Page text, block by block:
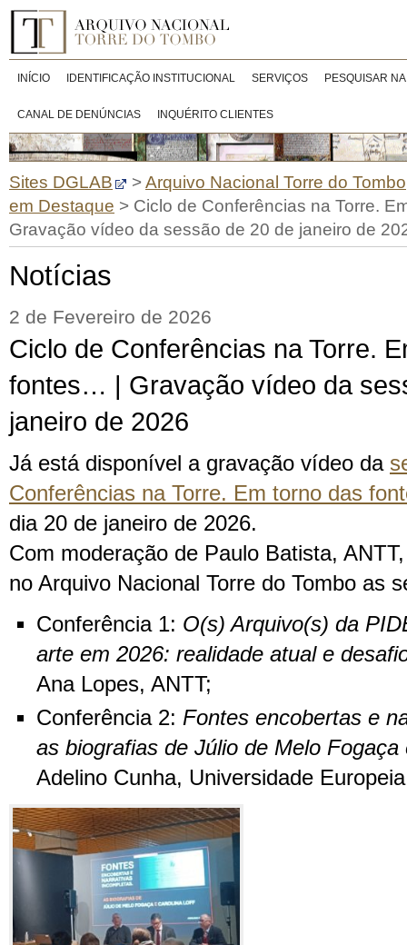
INÍCIO IDENTIFICAÇÃO INSTITUCIONAL SERVIÇOS PESQUISAR
CANAL DE DENÚNCIAS INQUÉRITO CLIENTES
Sites DGLAB >Arquivo Nacional Torre do Tombo
em Destaque > Ciclo de Conferências na Torre.
Gravação vídeo da sessão de 20 de janeiro de
Notícias
2 de Fevereiro de 2026
Ciclo de Conferências na Torre.
fontes… | Gravação vídeo da
janeiro de 2026
Já está disponível a gravação vídeo da
Conferências na Torre. Em torno das
dia 20 de janeiro de 2026.
Com moderação de Paulo Batista,
no Arquivo Nacional Torre do Tombo as
Conferência 1: O(s) Arquivo(s) da
arte em 2026: realidade atual e
Ana Lopes, ANTT;
Conferência 2: Fontes encobertas e
as biografias de Júlio de Melo Fogaça
Adelino Cunha, Universidade Europeia